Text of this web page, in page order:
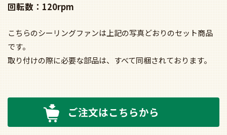
回転数：120rpm
こちらのシーリングファンは上記の写真どおりのセット商品
です。
取り付けの際に必要な部品は、すべて同梱されております。
ご注文はこちらから